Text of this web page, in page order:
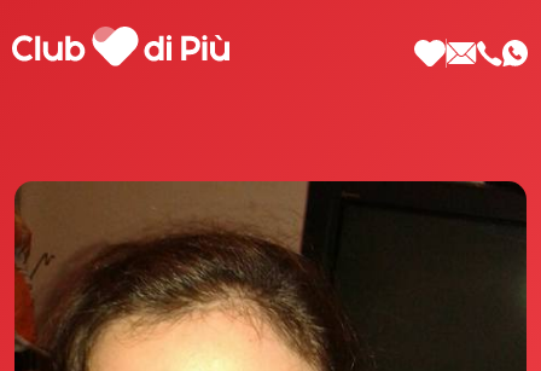
Scopri Club di Più
Le testimonianze Club di Più
La fondatrice Valeria Pilla